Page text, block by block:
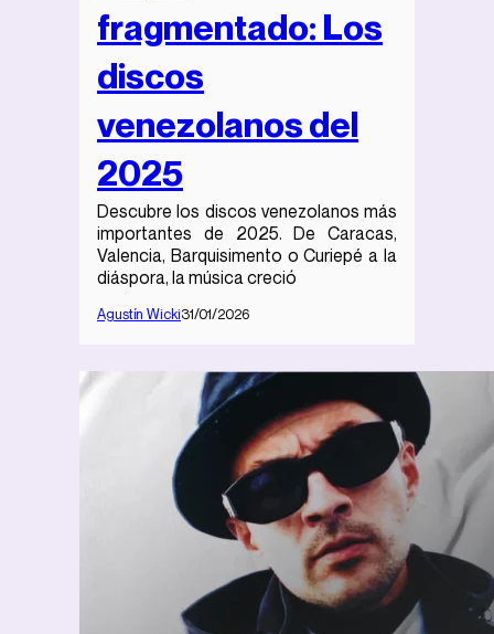
fragmentado: Los
discos
venezolanos del
2025
Descubre los discos venezolanos más
importantes de 2025. De Caracas,
Valencia, Barquisimento o Curiepé a la
diáspora, la música creció
Agustín Wicki31/01/2026